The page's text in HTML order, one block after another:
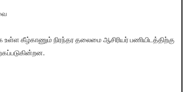
உள்ள கீழ்காணும் நிரந்தர தலைமை ஆசிரியர் பணியிடத்திற்கு